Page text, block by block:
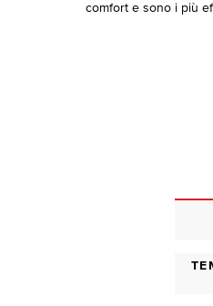
comfort e sono i più